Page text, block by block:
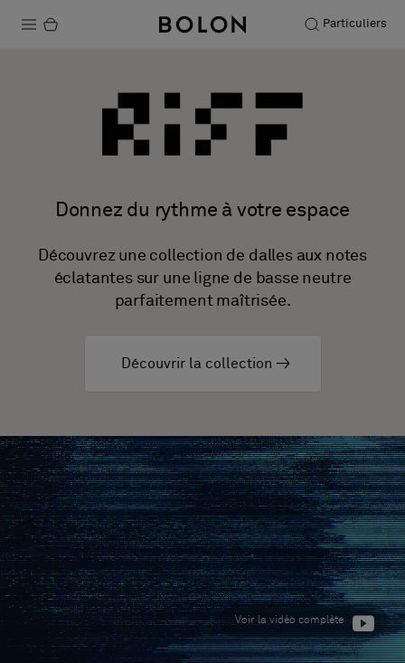
Particuliers
Durabilité
Installation
Entretien
Contact
Pattern Tile Tool
Image & Material Bank
Choisir une langue
Donnez du rythme à votre espace
Découvrez une collection de dalles aux notes
éclatantes sur une ligne de basse neutre
parfaitement maîtrisée.
Découvrir la collection
Voir la vidéo complète